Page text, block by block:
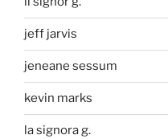
jeff jarvis
jeneane sessum
kevin marks
la signora g.